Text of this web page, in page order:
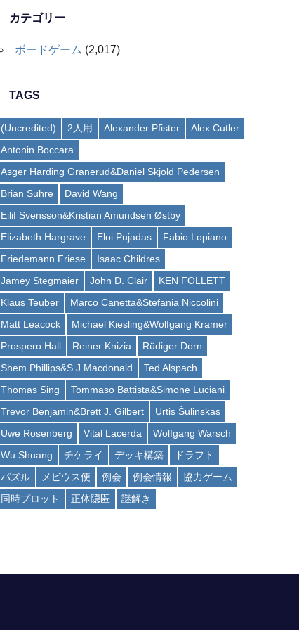
カテゴリー
ボードゲーム (2,017)
TAGS
(Uncredited) 2人用 Alexander Pfister
Alex Cutler
Antonin Boccara
Asger Harding Granerud&Daniel Skjold Pedersen
Brian Suhre
David Wang
Eilif Svensson&Kristian Amundsen Østby
Elizabeth Hargrave
Eloi Pujadas
Fabio Lopiano
Friedemann Friese
Isaac Childres
Jamey Stegmaier
John D. Clair
KEN FOLLETT
Klaus Teuber
Marco Canetta&Stefania Niccolini
Matt Leacock
Michael Kiesling&Wolfgang Kramer
Prospero Hall
Reiner Knizia
Rüdiger Dorn
Shem Phillips&S J Macdonald
Ted Alspach
Thomas Sing
Tommaso Battista&Simone Luciani
Trevor Benjamin&Brett J. Gilbert
Urtis Šulinskas
Uwe Rosenberg
Vital Lacerda
Wolfgang Warsch
Wu Shuang
チケライ デッキ構築
ドラフト
パズル
メビウス便 例会 例会情報
協力ゲーム
同時プロット
正体隠匿 謎解き